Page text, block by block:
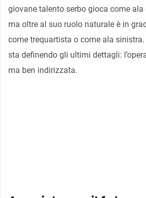
giovane talento serbo gioca come
ma oltre al suo ruolo naturale è in
come trequartista o come ala
sta definendo gli ultimi dettagli:
ma ben indirizzata.